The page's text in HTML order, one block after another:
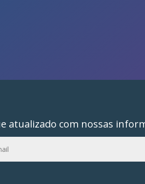
atualizado com nossas